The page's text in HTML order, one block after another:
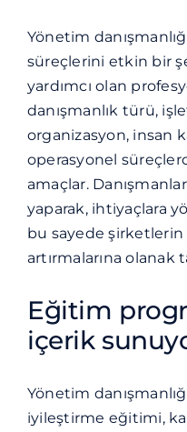
Yönetim
süreçlerini etkin bir
yardımcı olan
danışmanlık türü,
organizasyon, insan
operasyonel
amaçlar.
yaparak, ihtiyaçlara
bu sayede şirketlerin
artırmalarına olanak
Eğitim
içerik
Yönetim
iyileştirme eğitimi,